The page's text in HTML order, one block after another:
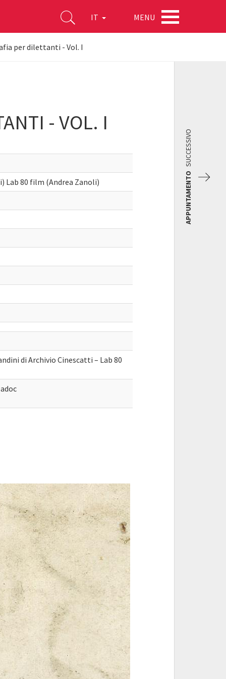
IT MENU
per dilettanti - Vol. I
- VOL. I
Lab 80 film (Andrea Zanoli)
di Archivio Cinescatti – Lab 80
APPUNTAMENTO
SUCCESSIVO